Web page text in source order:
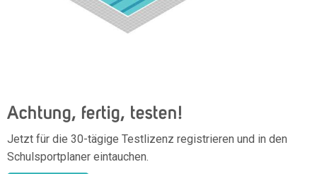
Achtung, fertig, testen!
Jetzt für die 30-tägige Testlizenz registrieren und in den
Schulsportplaner eintauchen.